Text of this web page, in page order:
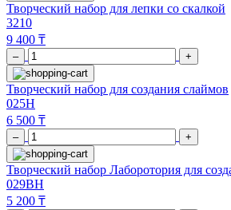
Творческий набор для лепки со скалкой
3210
9 400 ₸
– +
Творческий набор для создания слаймов
025H
6 500 ₸
– +
Творческий набор Лаборотория для
029BH
5 200 ₸